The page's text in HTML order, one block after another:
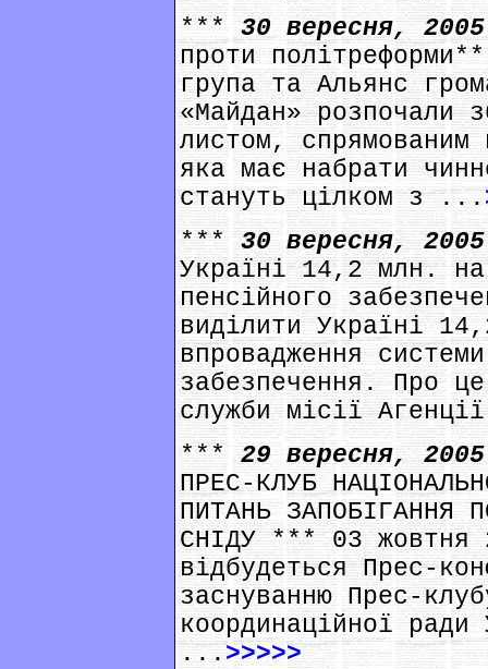
***30 вересня,
проти
група та Альянс
«Майдан» розпочали
листом, спрямованим
яка має набрати
стануть цілком з ...
***30 вересня,
Україні 14,2 млн. на
пенсійного
виділити Україні
впровадження
забезпечення. Про
служби місії
***29 вересня,
ПРЕС-КЛУБ
ПИТАНЬ ЗАПОБІГАННЯ
СНІДУ *** 03 жовтня
відбудеться Прес-
заснуванню Прес-
координаційної
...>>>>>